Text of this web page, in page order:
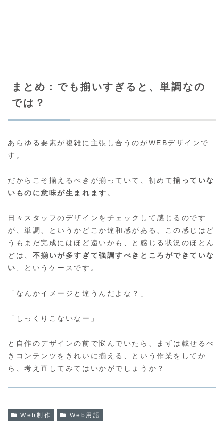
まとめ：でも揃いすぎると、単調なの
では？
あらゆる要素が複雑に主張し合うのがWEBデザインで
す。
だからこそ揃えるべきが揃っていて、初めて揃っていな
いものに意味が生まれます 。
日々スタッフのデザインをチェックして感じるのです
が、単調、というかどこか違和感がある、この感じはど
うもまだ完成にはほど遠いかも、と感じる状況のほとん
どは、 不揃いが多すぎて強調すべきところができていな
い 、というケースです。
「なんかイメージと違うんだよな？」
「しっくりこないなー」
と自作のデザインの前で悩んでいたら、まずは載せるべ
きコンテンツをきれいに揃える、という作業をしてか
ら、考え直してみてはいかがでしょうか？
Web制作 Web用語